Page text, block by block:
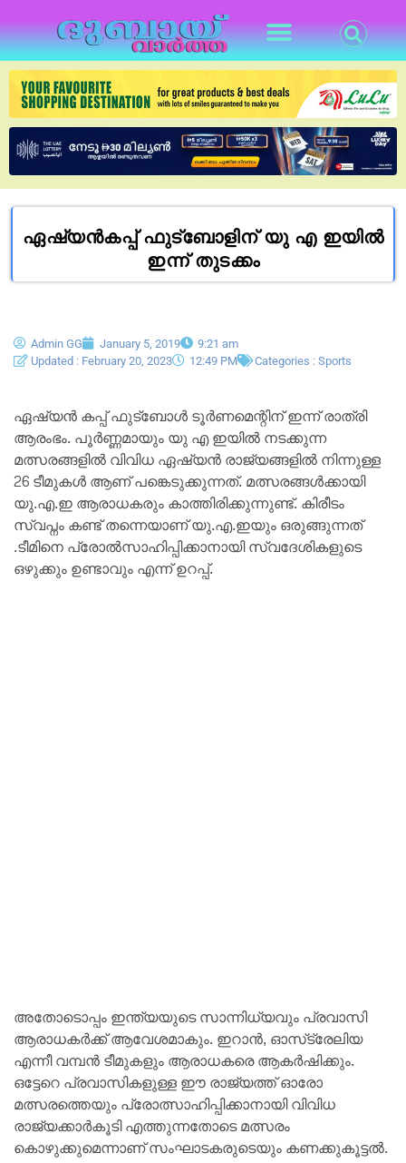
ഏഷ്യൻകപ്പ് ഫുട്ബോളിന് യു എ ഇയിൽ
ഇന്ന് തുടക്കം
Admin GG January 5, 2019
9:21 am
Updated : February 20, 2023
12:49 PM Categories : Sports
ഏഷ്യൻ കപ്പ് ഫുട്ബോൾ ടൂർണമെന്റിന് ഇന്ന് രാത്രി
ആരംഭം. പൂർണ്ണമായും യു എ ഇയിൽ നടക്കുന്ന
മത്സരങ്ങളിൽ വിവിധ ഏഷ്യൻ രാജ്യങ്ങളിൽ നിന്നുള്ള
26 ടീമുകൾ ആണ് പങ്കെടുക്കുന്നത്. മത്സരങ്ങൾക്കായി
യു.എ.ഇ ആരാധകരും കാത്തിരിക്കുന്നുണ്ട്. കിരീടം
സ്വപ്നം കണ്ട് തന്നെയാണ് യു.എ.ഇയും ഒരുങ്ങുന്നത്
.ടീമിനെ പ്രോൽസാഹിപ്പിക്കാനായി സ്വദേശികളുടെ
ഒഴുക്കും ഉണ്ടാവും എന്ന് ഉറപ്പ്.
അതോടൊപ്പം ഇന്ത്യയുടെ സാന്നിധ്യവും പ്രവാസി
ആരാധകർക്ക് ആവേശമാകും. ഇറാൻ, ഓസ്‌ട്രേലിയ
എന്നീ വമ്പൻ ടീമുകളും ആരാധകരെ ആകർഷിക്കും.
ഒട്ടേറെ പ്രവാസികളുള്ള ഈ രാജ്യത്ത് ഓരോ
മത്സരത്തെയും പ്രോത്സാഹിപ്പിക്കാനായി വിവിധ
രാജ്യക്കാർകൂടി എത്തുന്നതോടെ മത്സരം
കൊഴുക്കുമെന്നാണ് സംഘാടകരുടെയും കണക്കുകൂട്ടൽ.